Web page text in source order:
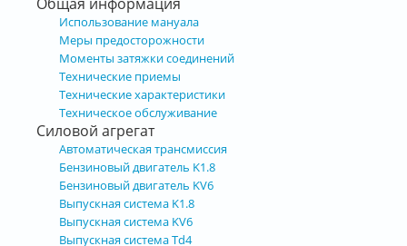
Использование мануала
Меры предосторожности
Моменты затяжки соединений
Технические приемы
Технические характеристики
Техническое обслуживание
Силовой агрегат
Автоматическая трансмиссия
Бензиновый двигатель K1.8
Бензиновый двигатель KV6
Выпускная система K1.8
Выпускная система KV6
Выпускная система Td4